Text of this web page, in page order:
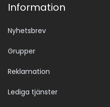
Information
Nyhetsbrev
Grupper
Reklamation
Lediga tjänster